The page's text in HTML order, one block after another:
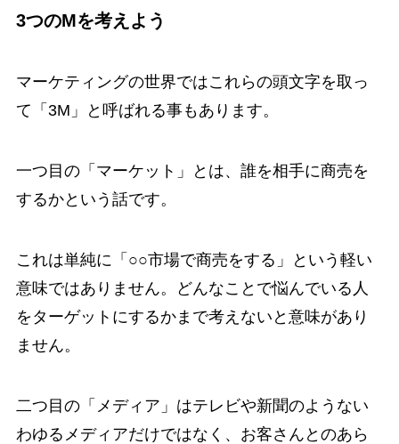
3つのMを考えよう
マーケティングの世界ではこれらの頭文字を取っ
て「3M」と呼ばれる事もあります。
一つ目の「マーケット」とは、誰を相手に商売を
するかという話です。
これは単純に「○○市場で商売をする」という軽い
意味ではありません。どんなことで悩んでいる人
をターゲットにするかまで考えないと意味があり
ません。
二つ目の「メディア」はテレビや新聞のようない
わゆるメディアだけではなく、お客さんとのあら